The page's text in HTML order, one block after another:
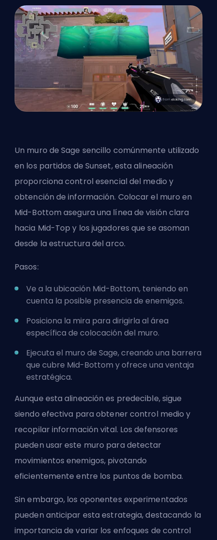
Un muro de Sage sencillo comúnmente utilizado
en los partidos de Sunset, esta alineación
proporciona control esencial del medio y
obtención de información. Colocar el muro en
Mid-Bottom asegura una línea de visión clara
hacia Mid-Top y los jugadores que se asoman
desde la estructura del arco.
Pasos:
Ve a la ubicación Mid-Bottom, teniendo en
cuenta la posible presencia de enemigos.
Posiciona la mira para dirigirla al área
específica de colocación del muro.
Ejecuta el muro de Sage, creando una barrera
que cubre Mid-Bottom y ofrece una ventaja
estratégica.
Aunque esta alineación es predecible, sigue
siendo efectiva para obtener control medio y
recopilar información vital. Los defensores
pueden usar este muro para detectar
movimientos enemigos, pivotando
eficientemente entre los puntos de bomba.
Sin embargo, los oponentes experimentados
pueden anticipar esta estrategia, destacando la
importancia de variar los enfoques de control